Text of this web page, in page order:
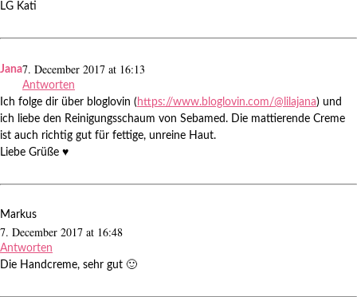
LG Kati
Jana7. December 2017 at 16:13
Antworten
Ich folge dir über bloglovin ( https://www.bloglovin.com/@lilajana) und
ich liebe den Reinigungsschaum von Sebamed. Die mattierende Creme
ist auch richtig gut für fettige, unreine Haut.
Liebe Grüße ♥
Markus
7. December 2017 at 16:48
Antworten
Die Handcreme, sehr gut 🙂